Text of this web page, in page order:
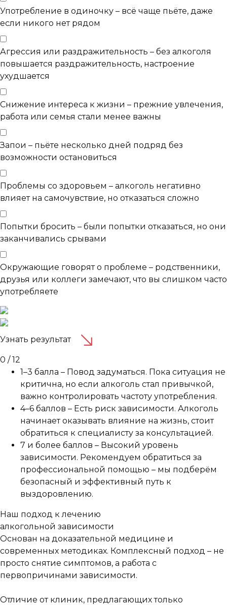
Употребление в одиночку – всё чаще пьёте, даже
если никого нет рядом
Агрессия или раздражительность – без алкоголя
повышается раздражительность, настроение
ухудшается
Снижение интереса к жизни – прежние увлечения,
работа или семья стали менее важны
Запои – пьёте несколько дней подряд без
возможности остановиться
Проблемы со здоровьем – алкоголь негативно
влияет на самочувствие, но отказаться сложно
Попытки бросить – были попытки отказаться, но они
заканчивались срывами
Окружающие говорят о проблеме – родственники,
друзья или коллеги замечают, что вы слишком часто
употребляете
Узнать результат
0 / 12
1–3 балла – Повод задуматься. Пока ситуация не
критична, но если алкоголь стал привычкой,
важно контролировать частоту употребления.
4–6 баллов – Есть риск зависимости. Алкоголь
начинает оказывать влияние на жизнь, стоит
обратиться к специалисту за консультацией.
7 и более баллов – Высокий уровень
зависимости. Рекомендуем обратиться за
профессиональной помощью – мы подберём
безопасный и эффективный путь к
выздоровлению.
Наш подход к лечению
алкогольной зависимости
Основан на доказательной медицине и
современных методиках. Комплексный подход – не
просто снятие симптомов, а работа с
первопричинами зависимости.
Отличие от клиник, предлагающих только